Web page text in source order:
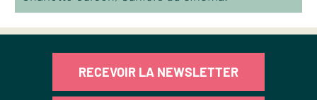
RECEVOIR LA NEWSLETTER